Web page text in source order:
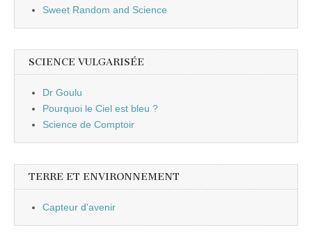
Sweet Random and Science
SCIENCE VULGARISÉE
Dr Goulu
Pourquoi le Ciel est bleu ?
Science de Comptoir
TERRE ET ENVIRONNEMENT
Capteur d'avenir